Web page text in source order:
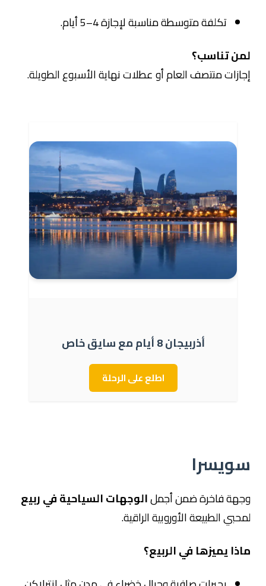
تكلفة متوسطة مناسبة لإجازة 4–5 أيام.
لمن تناسب؟
إجازات منتصف العام أو عطلات نهاية الأسبوع الطويلة.
أذربيجان 8 أيام مع سايق خاص
اطلع على الرحلة
سويسرا
وجهة فاخرة ضمن أجملالوجهات السياحية في ربيع
لمحبي الطبيعة الأوروبية الراقية.
ماذا يميزها في الربيع؟